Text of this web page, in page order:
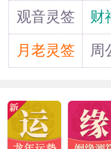
梦见戴
济困窘，生
梦见打
功，会获得
观音灵签
财
月老灵签
周